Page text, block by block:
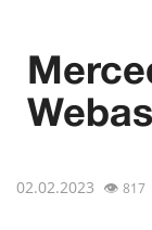
02.02.2023 👁 817